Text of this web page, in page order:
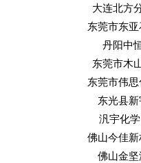
大连北方
东莞市东
丹阳中
东莞市木
东莞市伟
东光县
汎宇化
佛山今佳
佛山金